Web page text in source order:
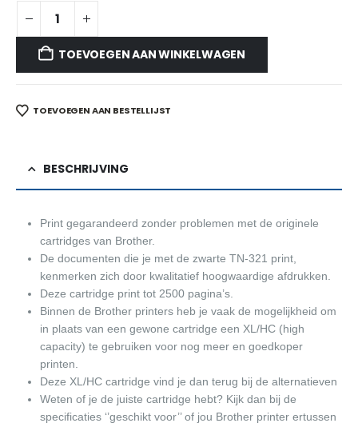
TOEVOEGEN AAN WINKELWAGEN
TOEVOEGEN AAN BESTELLIJST
BESCHRIJVING
Print gegarandeerd zonder problemen met de originele
cartridges van Brother.
De documenten die je met de zwarte TN-321 print,
kenmerken zich door kwalitatief hoogwaardige afdrukken.
Deze cartridge print tot 2500 pagina’s.
Binnen de Brother printers heb je vaak de mogelijkheid om
in plaats van een gewone cartridge een XL/HC (high
capacity) te gebruiken voor nog meer en goedkoper
printen.
Deze XL/HC cartridge vind je dan terug bij de alternatieven
Weten of je de juiste cartridge hebt? Kijk dan bij de
specificaties ‘’geschikt voor’’ of jou Brother printer ertussen